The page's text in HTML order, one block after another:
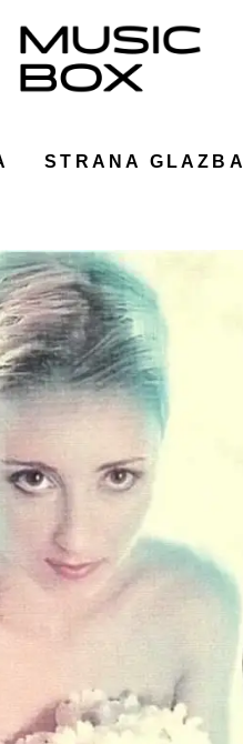
STRANA GLAZBA